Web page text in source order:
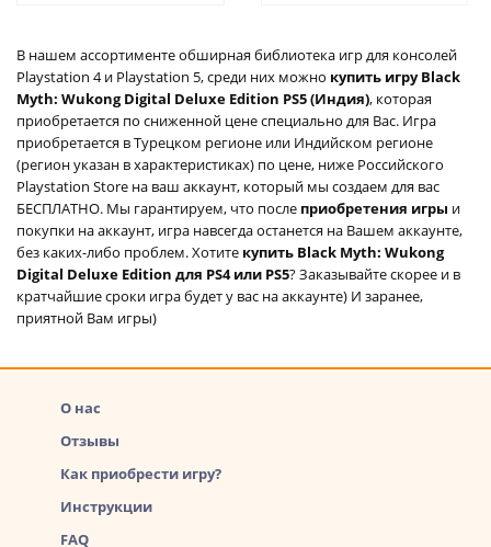
В нашем ассортименте обширная библиотека игр для консолей
Playstation 4 и Playstation 5, среди них можно купить игру Black
Myth: Wukong Digital Deluxe Edition PS5 (Индия), которая
приобретается по сниженной цене специально для Вас. Игра
приобретается в Турецком регионе или Индийском регионе
(регион указан в характеристиках) по цене, ниже Российского
Playstation Store на ваш аккаунт, который мы создаем для вас
БЕСПЛАТНО. Мы гарантируем, что после приобретения игры и
покупки на аккаунт, игра навсегда останется на Вашем аккаунте,
без каких-либо проблем. Хотите купить Black Myth: Wukong
Digital Deluxe Edition для PS4 или PS5? Заказывайте скорее и в
кратчайшие сроки игра будет у вас на аккаунте) И заранее,
приятной Вам игры)
О нас
Отзывы
Как приобрести игру?
Инструкции
FAQ